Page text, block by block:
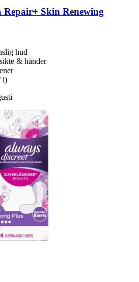
Repair+ Skin Renewing
hud
& händer
l)